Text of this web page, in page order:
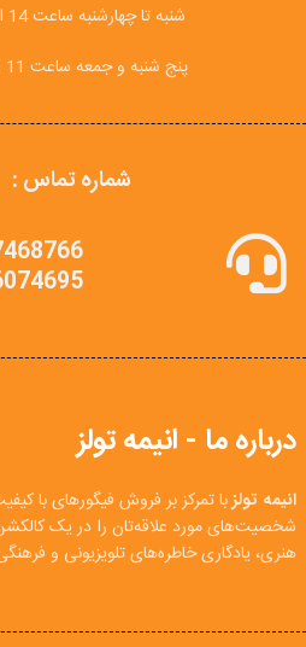
شنبه تا چهارشنبه ساعت 14 الی 21
پنج شنبه و جمعه ساعت 11 الی 21
شماره تماس :
درباره ما - انیمه تولز
انیمه تولزبا تمرکز بر فروش فیگورهای با
شخصیت‌های مورد علاقه‌تان را در یک
هنری، یادگاری خاطره‌های تلویزیونی و